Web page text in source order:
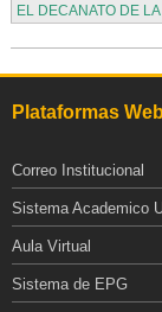
EL DECANATO DE
Plataformas Web
Correo Institucional
Sistema Academico
Aula Virtual
Sistema de EPG